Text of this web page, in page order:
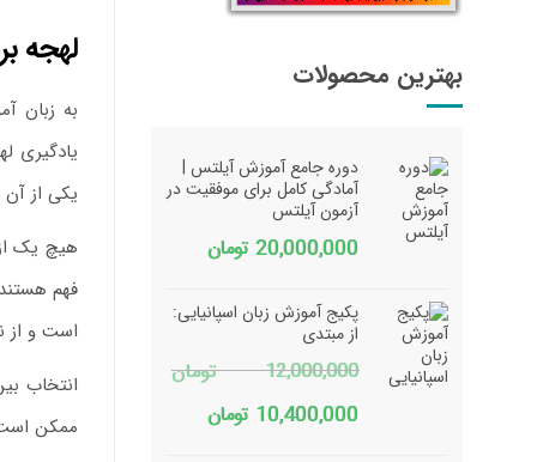
بهترین محصولات
دوره جامع آموزش آیلتس |
آمادگی کامل برای موفقیت در
آزمون آیلتس
20,000,000 تومان
پکیج آموزش زبان اسپانیایی:
از مبتدی
12,000,000 تومان
قیمت
10,400,000 تومانقیمت
لهجه
به زبان
یادگیری
یکی از
هیچ یک
فهم
است و از
انتخاب
ممکن است